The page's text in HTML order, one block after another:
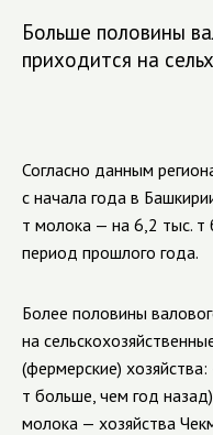
Больше половины
приходится на
Согласно данным
с начала года в
т молока — на 6,2 тыс. т
период прошлого года.
Более половины
на
(фермерские)
т больше, чем год
молока — хозяйства